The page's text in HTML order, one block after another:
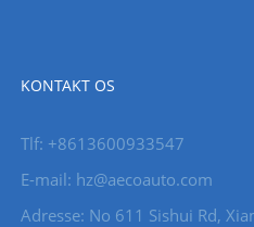
KONTAKT OS
Tlf: +8613600933547
E-mail: hz@aecoauto.com
Adresse: No 611 Sishui Rd,